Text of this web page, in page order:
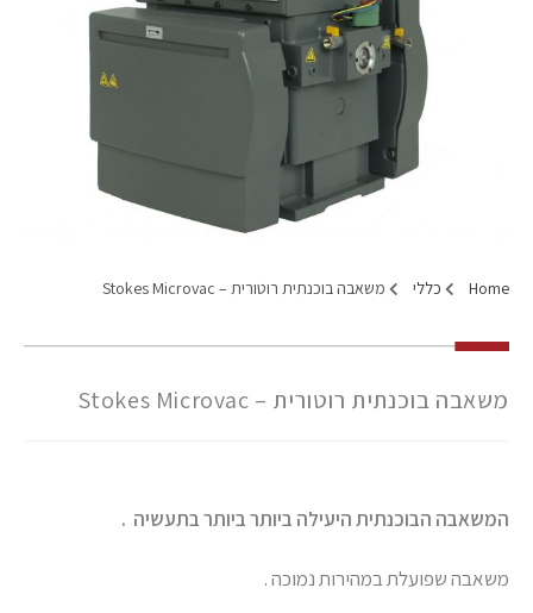
Home כללי משאבה בוכנתית רוטורית – Stokes Microvac
משאבה בוכנתית רוטורית – Stokes Microvac
המשאבה הבוכנתית היעילה ביותר ביותר בתעשיה .
משאבה שפועלת במהירות נמוכה .